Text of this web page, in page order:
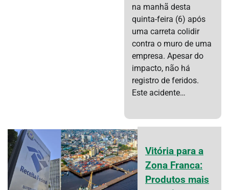
na manhã desta
quinta-feira (6) após
uma carreta colidir
contra o muro de uma
empresa. Apesar do
impacto, não há
registro de feridos.
Este acidente…
Vitória para a
Zona Franca:
Produtos mais